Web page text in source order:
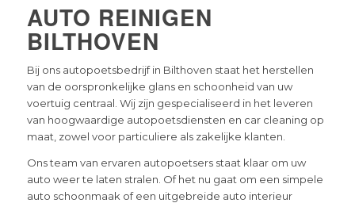
AUTO REINIGEN
BILTHOVEN
Bij ons autopoetsbedrijf in Bilthoven staat het herstellen
van de oorspronkelijke glans en schoonheid van uw
voertuig centraal. Wij zijn gespecialiseerd in het leveren
van hoogwaardige autopoetsdiensten en car cleaning op
maat, zowel voor particuliere als zakelijke klanten.
Ons team van ervaren autopoetsers staat klaar om uw
auto weer te laten stralen. Of het nu gaat om een simpele
auto schoonmaak of een uitgebreide auto interieur